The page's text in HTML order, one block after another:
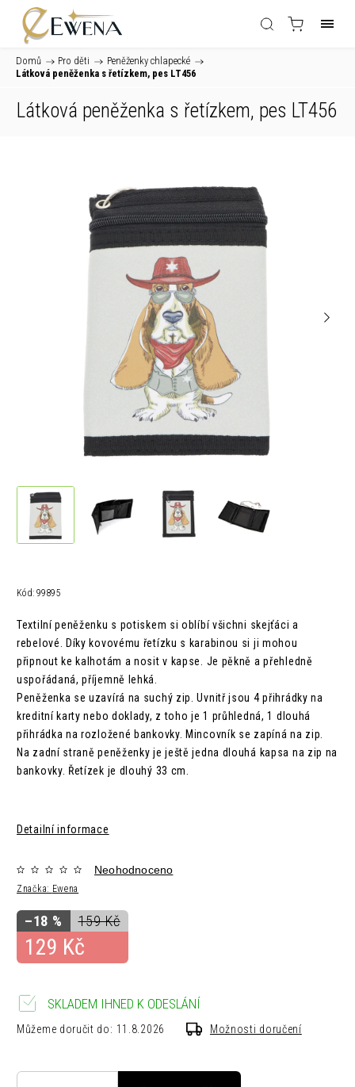
Domů / Pro děti / Peněženky chlapecké /
Látková peněženka s řetízkem, pes LT456
Látková peněženka s řetízkem, pes LT456
Kód: 99895
Textilní peněženku s potiskem si oblíbí všichni skejťáci a
rebelové. Díky kovovému řetízku s karabinou si ji mohou
připnout ke kalhotám a nosit v kapse. Je pěkně a přehledně
uspořádaná, příjemně lehká.
Peněženka se uzavírá na suchý zip. Uvnitř jsou 4 přihrádky na
kreditní karty nebo doklady, z toho je 1 průhledná, 1 dlouhá
přihrádka na rozložené bankovky. Mincovník se zapíná na zip.
Na zadní straně peněženky je ještě jedna dlouhá kapsa na zip na
bankovky. Řetízek je dlouhý 33 cm.
Detailní informace
Značka: Ewena
Neohodnoceno
159 Kč
–18 %
129 Kč
SKLADEM IHNED K ODESLÁNÍ
Můžeme doručit do: 11.8.2026 Možnosti doručení